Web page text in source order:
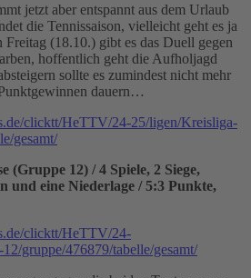
jetzt aber entspannt aus dem Urlaub
die Tennissaison, vielleicht geht es ja
(18.10.) gibt es das Duell gegen
hoffentlich geht die Aufholjagd
sollte es zumindest nicht mehr
dauern…
clicktt/HeTTV/24-25/ligen/Kreisliga-
gesamt/
(Gruppe 12) / 4 Spiele, 2 Siege,
und eine Niederlage / 5:3 Punkte,
clicktt/HeTTV/24-
gruppe/476879/tabelle/gesamt/